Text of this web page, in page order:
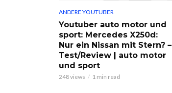
ANDERE YOUTUBER
Youtuber auto motor und
sport: Mercedes X250d:
Nur ein Nissan mit Stern? –
Test/Review | auto motor
und sport
248 views 1 min read